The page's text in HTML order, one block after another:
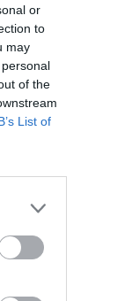
or
to
may
of the
List of